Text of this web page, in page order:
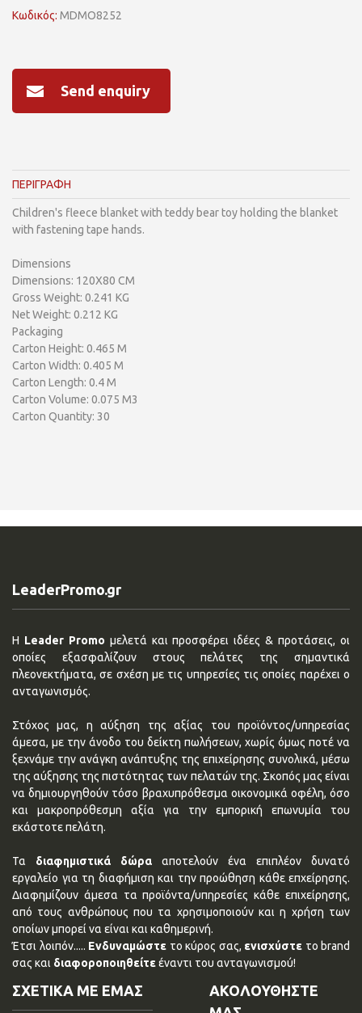
Κωδικός: MDMO8252
Send enquiry
ΠΕΡΙΓΡΑΦΗ
Children's fleece blanket with teddy bear toy holding the blanket
with fastening tape hands.
Dimensions
Dimensions: 120X80 CM
Gross Weight: 0.241 KG
Net Weight: 0.212 KG
Packaging
Carton Height: 0.465 M
Carton Width: 0.405 M
Carton Length: 0.4 M
Carton Volume: 0.075 M3
Carton Quantity: 30
LeaderPromo.gr
Η Leader Promo μελετά και προσφέρει ιδέες & προτάσεις, οι
οποίες εξασφαλίζουν στους πελάτες της σημαντικά
πλεονεκτήματα, σε σχέση με τις υπηρεσίες τις οποίες παρέχει ο
ανταγωνισμός.
Στόχος μας, η αύξηση της αξίας του προϊόντος/υπηρεσίας
άμεσα, με την άνοδο του δείκτη πωλήσεων, χωρίς όμως ποτέ να
ξεχνάμε την ανάγκη ανάπτυξης της επιχείρησης συνολικά, μέσω
της αύξησης της πιστότητας των πελατών της. Σκοπός μας είναι
να δημιουργηθούν τόσο βραχυπρόθεσμα οικονομικά οφέλη, όσο
και μακροπρόθεσμη αξία για την εμπορική επωνυμία του
εκάστοτε πελάτη.
Τα διαφημιστικά δώρα αποτελούν ένα επιπλέον δυνατό
εργαλείο για τη διαφήμιση και την προώθηση κάθε επχείρησης.
Διαφημίζουν άμεσα τα προϊόντα/υπηρεσίες κάθε επιχείρησης,
από τους ανθρώπους που τα χρησιμοποιούν και η χρήση των
οποίων μπορεί να είναι και καθημερινή.
Έτσι λοιπόν..... Ενδυναμώστε το κύρος σας, ενισχύστε το brand
σας και διαφοροποιηθείτεέναντι του ανταγωνισμού!
ΣΧΕΤΙΚΑ ΜΕ ΕΜΑΣ
ΑΚΟΛΟΥΘΗΣΤΕ